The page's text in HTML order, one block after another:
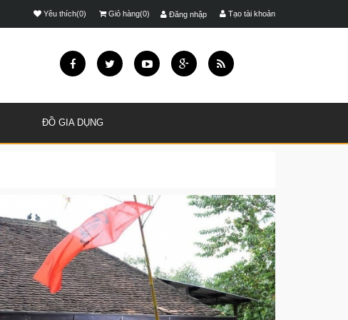
Đăng nhập Tạo tài khoản
Yêu thích(0) Giỏ hàng(0)
ĐỒ GIA DỤNG